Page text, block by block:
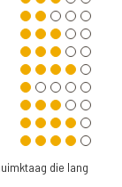
die lang